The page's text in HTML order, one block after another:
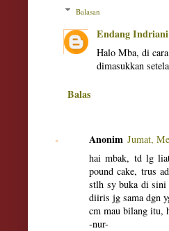
Balasan
Endang Indriani
Halo Mba, di
dimasukkan
Balas
Anonim Jumat,
hai mbak, td lg
pound cake, trus
stlh sy buka di sini
diiris jg sama dgn
cm mau bilang itu,
-nur-